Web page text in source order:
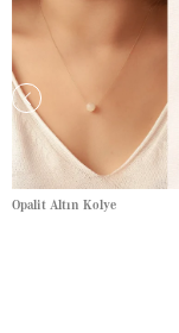
Opalit Altın Kolye